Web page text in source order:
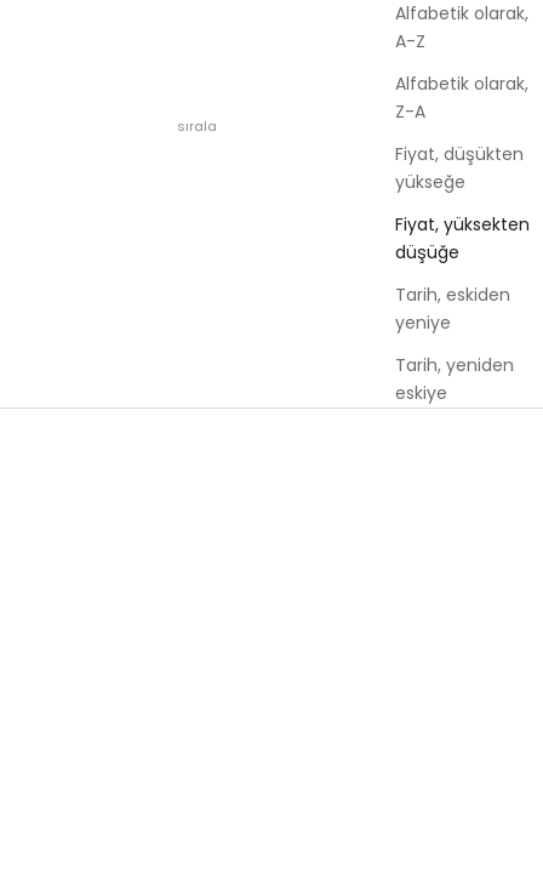
sırala
Alfabetik olarak,
A-Z
Alfabetik olarak,
Z-A
Fiyat, düşükten
yükseğe
Fiyat, yüksekten
düşüğe
Tarih, eskiden
yeniye
Tarih, yeniden
eskiye